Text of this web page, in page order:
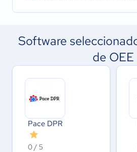
Software
de OEE
Pace DPR
0 / 5